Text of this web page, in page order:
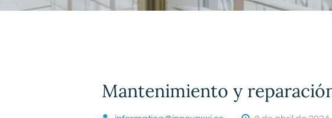
Mantenimiento y